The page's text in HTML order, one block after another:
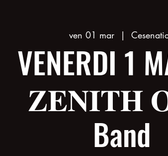
ven 01 mar
  |
VENERDI 1
𝐙𝐄𝐍𝐈𝐓𝐇
Band